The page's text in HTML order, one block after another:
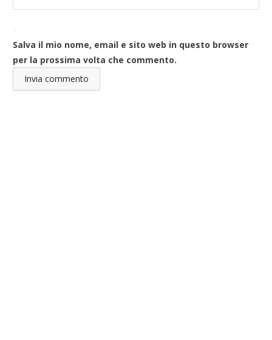
Salva il mio nome, email e sito web in questo browser
per la prossima volta che commento.